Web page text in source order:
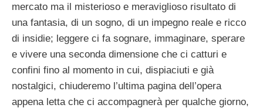
mercato ma il misterioso e meraviglioso risultato di
una fantasia, di un sogno, di un impegno reale e ricco
di insidie; leggere ci fa sognare, immaginare, sperare
e vivere una seconda dimensione che ci catturi e
confini fino al momento in cui, dispiaciuti e già
nostalgici, chiuderemo l’ultima pagina dell’opera
appena letta che ci accompagnerà per qualche giorno,